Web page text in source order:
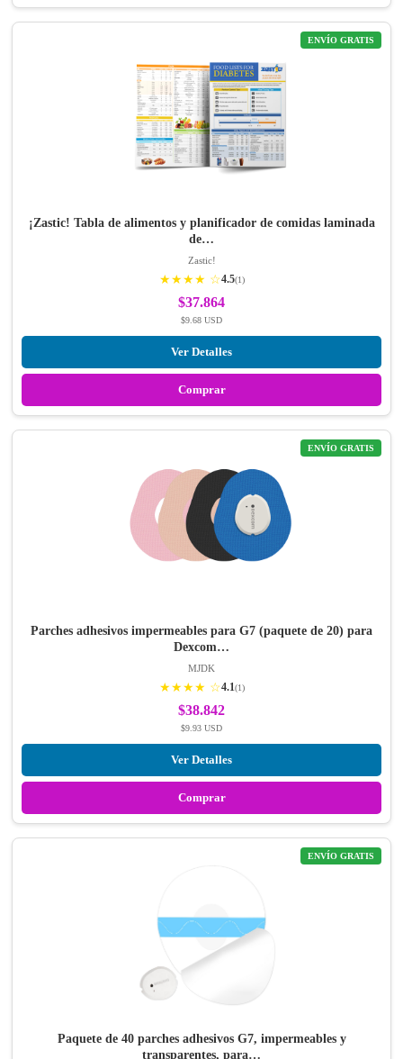
ENVÍO GRATIS
¡Zastic! Tabla de alimentos y planificador de comidas laminada
de…
Zastic!
★★★★ ☆4.5(1)
$37.864
$9.68 USD
Ver Detalles
Comprar
ENVÍO GRATIS
Parches adhesivos impermeables para G7 (paquete de 20) para
Dexcom…
MJDK
★★★★ ☆4.1(1)
$38.842
$9.93 USD
Ver Detalles
Comprar
ENVÍO GRATIS
Paquete de 40 parches adhesivos G7, impermeables y
transparentes, para…